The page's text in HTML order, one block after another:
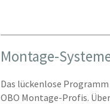
Montage-
Das lückenlose
OBO Montage-Profis.